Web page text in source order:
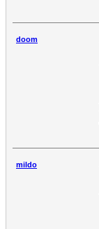
doom
mildo